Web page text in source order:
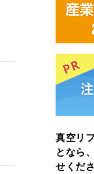
真空リ
となら
せくだ